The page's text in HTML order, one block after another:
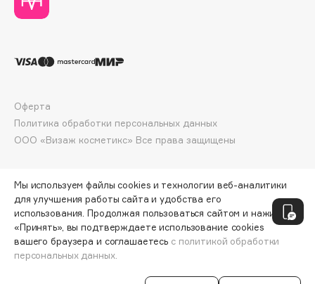
Dior
Dolce & Gabbana
DP Daily Perfection
Dr. Vranjes Firenze
Dr.Jart+
DSD de Luxe
Dyson
СООБЩИТЬ О ПОСТУПЛЕНИИ
ООО «Визаж косметикс» Все права защищены
Оферта
Политика обработки персональных данных
Мы используем файлы cookies и технологии веб-аналитики
для улучшения работы сайта и удобства его
использования. Продолжая пользоваться сайтом и нажимая
«Принять», вы подтверждаете использование cookies
вашего браузера и соглашаетесь с политикой обработки
персональных данных.